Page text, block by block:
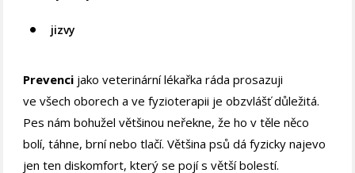
jizvy
Prevenci jako veterinární lékařka ráda prosazuji
ve všech oborech a ve fyzioterapii je obzvlášť důležitá.
Pes nám bohužel většinou neřekne, že ho v těle něco
bolí, táhne, brní nebo tlačí. Většina psů dá fyzicky najevo
jen ten diskomfort, který se pojí s větší bolestí.